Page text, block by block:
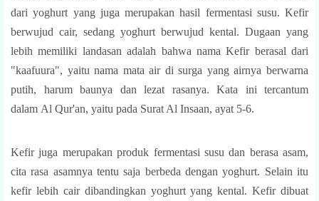
dari yoghurt yang juga merupakan hasil fermentasi susu. Kefir
berwujud cair, sedang yoghurt berwujud kental. Dugaan yang
lebih memiliki landasan adalah bahwa nama Kefir berasal dari
"kaafuura", yaitu nama mata air di surga yang airnya berwarna
putih, harum baunya dan lezat rasanya. Kata ini tercantum
dalam Al Qur'an, yaitu pada Surat Al Insaan, ayat 5-6.
Kefir juga merupakan produk fermentasi susu dan berasa asam,
cita rasa asamnya tentu saja berbeda dengan yoghurt. Selain itu
kefir lebih cair dibandingkan yoghurt yang kental. Kefir dibuat